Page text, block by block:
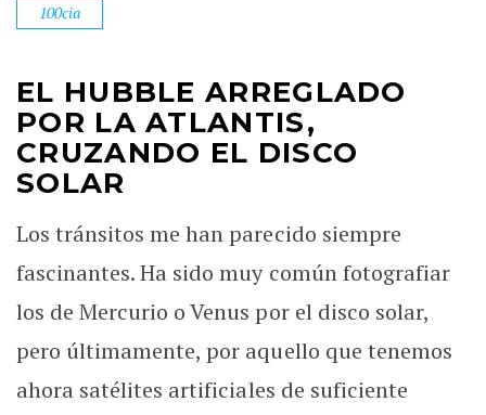
100cia
EL HUBBLE ARREGLADO
POR LA ATLANTIS,
CRUZANDO EL DISCO
SOLAR
Los tránsitos me han parecido siempre
fascinantes. Ha sido muy común fotografiar
los de Mercurio o Venus por el disco solar,
pero últimamente, por aquello que tenemos
ahora satélites artificiales de suficiente